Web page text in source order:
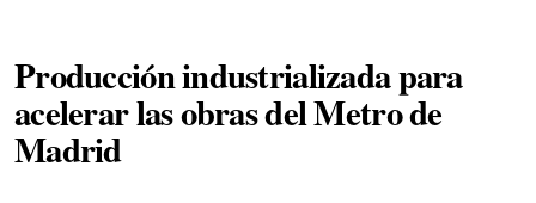
Producción industrializada para
acelerar las obras del Metro de
Madrid